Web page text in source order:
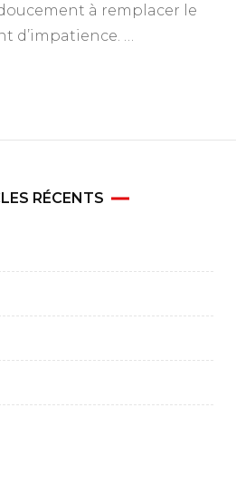
à remplacer le
d’impatience. …
RÉCENTS